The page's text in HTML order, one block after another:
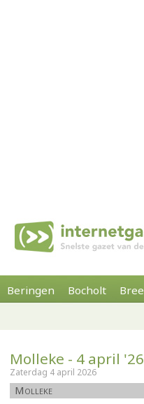
Beringen Bocholt Bree
Molleke - 4 april '26
Zaterdag 4 april 2026
Molleke